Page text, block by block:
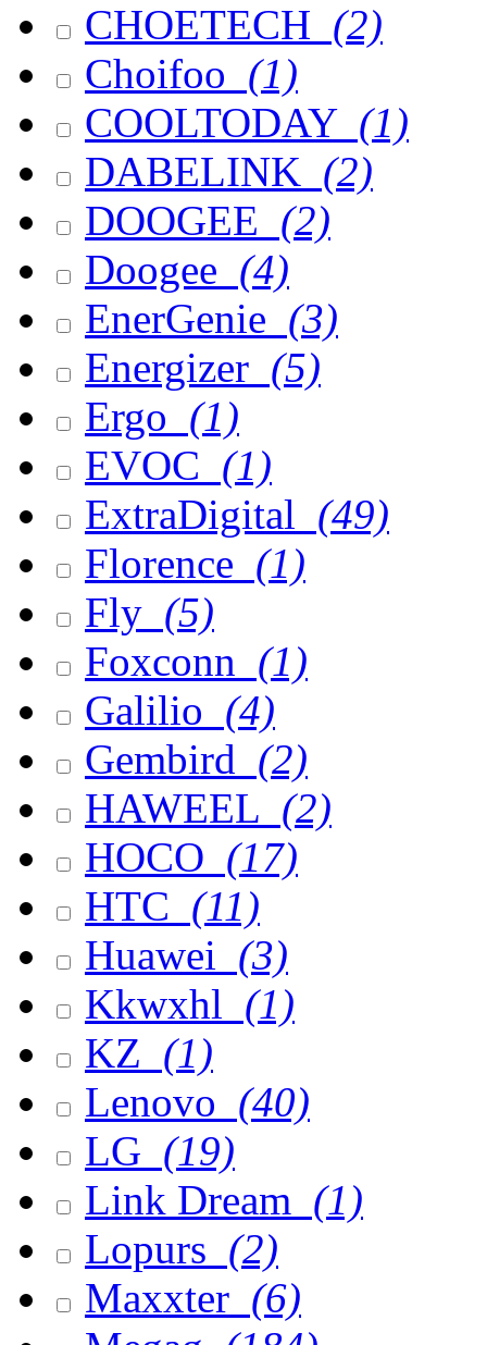
CHOETECH (2)
Choifoo (1)
COOLTODAY (1)
DABELINK (2)
DOOGEE (2)
Doogee (4)
EnerGenie (3)
Energizer (5)
Ergo (1)
EVOC (1)
ExtraDigital (49)
Florence (1)
Fly (5)
Foxconn (1)
Galilio (4)
Gembird (2)
HAWEEL (2)
HOCO (17)
HTC (11)
Huawei (3)
Kkwxhl (1)
KZ (1)
Lenovo (40)
LG (19)
Link Dream (1)
Lopurs (2)
Maxxter (6)